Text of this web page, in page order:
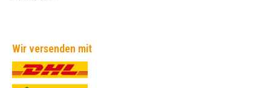
Wir versenden mit